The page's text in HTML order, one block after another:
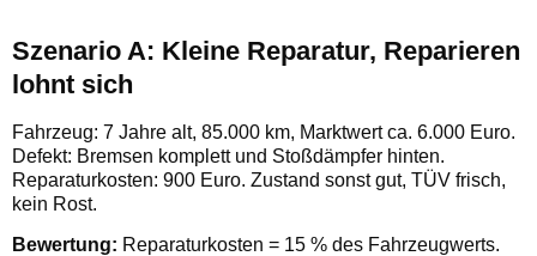
Szenario A: Kleine Reparatur, Reparieren
lohnt sich
Fahrzeug: 7 Jahre alt, 85.000 km, Marktwert ca. 6.000 Euro.
Defekt: Bremsen komplett und Stoßdämpfer hinten.
Reparaturkosten: 900 Euro. Zustand sonst gut, TÜV frisch,
kein Rost.
Bewertung: Reparaturkosten = 15 % des Fahrzeugwerts.